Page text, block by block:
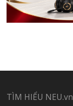
TÌM HIỂU NEU.vn